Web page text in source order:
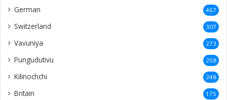
German 467
Switzerland 307
Vavuniya 273
Pungudutivu 258
Kilinochchi 248
Britain 175